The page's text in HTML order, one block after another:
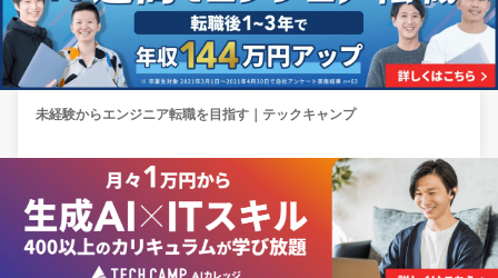
未経験からエンジニア転職を目指す｜テックキャンプ